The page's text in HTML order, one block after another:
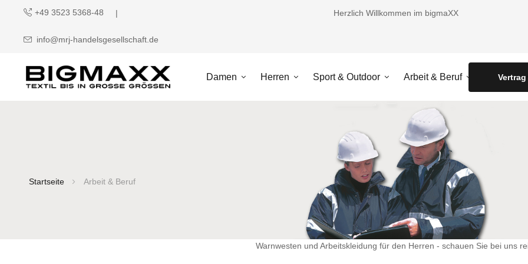
+49 3523 5368-48
info@mrj-handelsgesellschaft.de
Herzlich Willkommen im bigmaXX
Damen Herren Sport & Outdoor Arbeit & Beruf
Startseite Arbeit & Beruf
Warnwesten und Arbeitskleidung für den Herren - schauen Sie bei uns